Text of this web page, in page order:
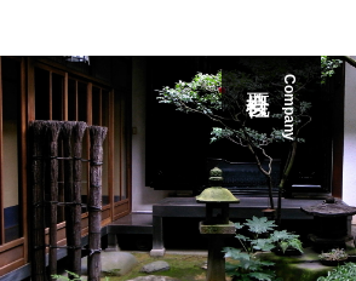
Company